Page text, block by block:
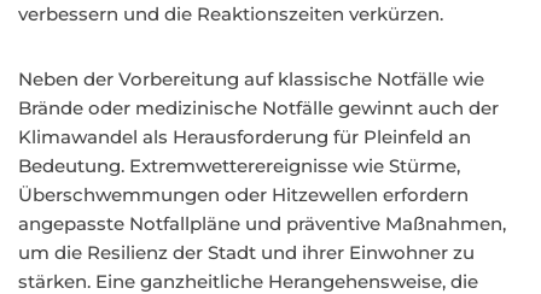
verbessern und die Reaktionszeiten verkürzen.
Neben der Vorbereitung auf klassische Notfälle wie
Brände oder medizinische Notfälle gewinnt auch der
Klimawandel als Herausforderung für Pleinfeld an
Bedeutung. Extremwetterereignisse wie Stürme,
Überschwemmungen oder Hitzewellen erfordern
angepasste Notfallpläne und präventive Maßnahmen,
um die Resilienz der Stadt und ihrer Einwohner zu
stärken. Eine ganzheitliche Herangehensweise, die